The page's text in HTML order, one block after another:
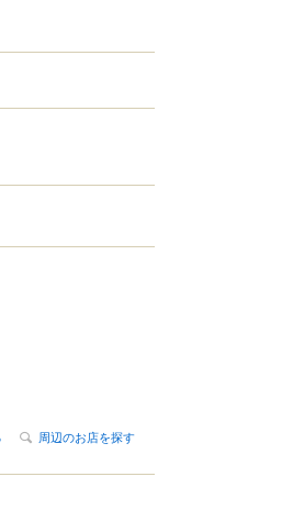
周辺のお店を探す